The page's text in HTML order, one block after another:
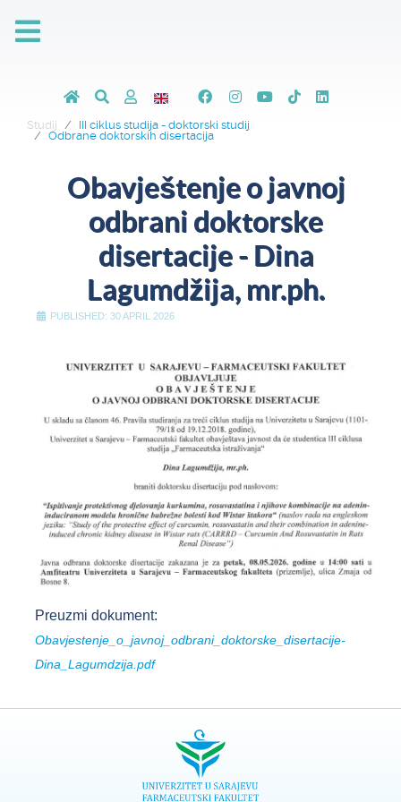
Studij
III ciklus studija - doktorski studij
Odbrane doktorskih disertacija
Obavještenje o javnoj
odbrani doktorske
disertacije - Dina
Lagumdžija, mr.ph.
PUBLISHED: 30 APRIL 2026
Preuzmi dokument:
Obavjestenje_o_javnoj_odbrani_doktorske_disertacije-
Dina_Lagumdzija.pdf